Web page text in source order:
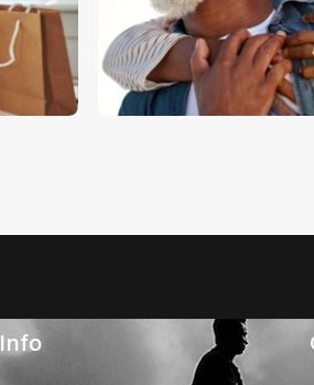
Pár Napszemüvegben –
€5.00 €0.00
Info